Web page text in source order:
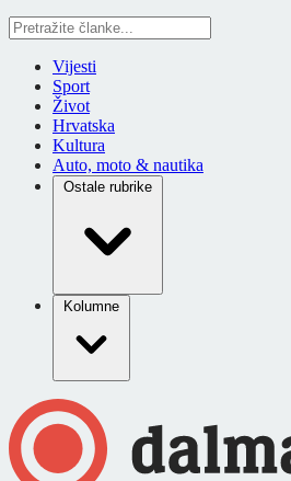
Vijesti
Sport
Život
Hrvatska
Kultura
Auto, moto & nautika
Ostale rubrike
Kolumne